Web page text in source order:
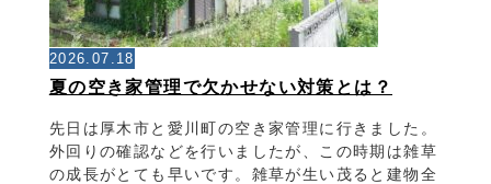
2026.07.18
夏の空き家管理で欠かせない対策とは？
先日は厚木市と愛川町の空き家管理に行きました。
外回りの確認などを行いましたが、この時期は雑草
の成長がとても早いです。雑草が生い茂ると建物全